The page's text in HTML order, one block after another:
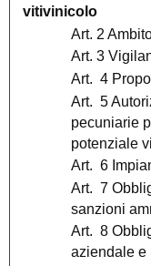
vitivinicolo
Art. 2
Art. 3
Art. 4
Art. 5
pecuniarie
potenziale
Art. 6
Art. 7
sanzioni
Art. 8
aziendale e